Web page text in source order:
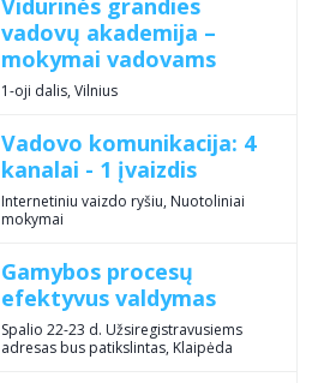
Vidurinės grandies
vadovų akademija –
mokymai vadovams
1-oji dalis, Vilnius
Vadovo komunikacija: 4
kanalai - 1 įvaizdis
Internetiniu vaizdo ryšiu, Nuotoliniai
mokymai
Gamybos procesų
efektyvus valdymas
Spalio 22-23 d. Užsiregistravusiems
adresas bus patikslintas, Klaipėda